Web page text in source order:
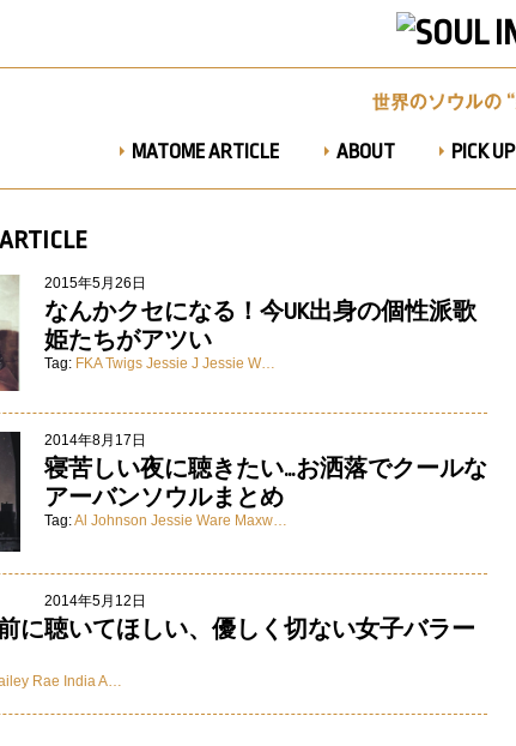
MATOME ARTICLE ABOUT PICK UP
2015年5月26日
なんかクセになる！今UK出身の個性派歌
姫たちがアツい
Tag: FKA Twigs Jessie J Jessie W…
2014年8月17日
寝苦しい夜に聴きたい…お洒落でクールな
アーバンソウルまとめ
Tag:Al Johnson Jessie Ware Maxw…
2014年5月12日
に聴いてほしい、優しく切ない女子バラー
Rae India A…